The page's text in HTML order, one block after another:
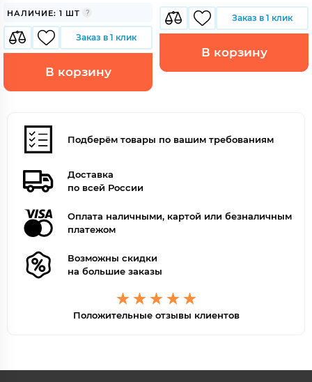
НАЛИЧИЕ: 1 ШТ
Заказ в 1 клик
В корзину
Заказ в 1 клик
В корзину
Подберём товары по вашим требованиям
Доставка
по всей России
Оплата наличными, картой или безналичным
платежом
Возможны скидки
на большие заказы
Положительные отзывы клиентов